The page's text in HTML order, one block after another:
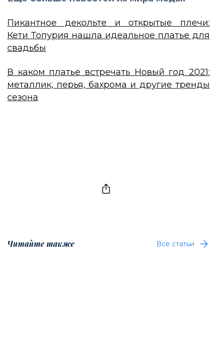
Пикантное декольте и открытые плечи:
Кети Топурия нашла идеальное платье для
свадьбы
В каком платье встречать Новый год 2021:
металлик, перья, бахрома и другие тренды
сезона
Читайте также Все статьи